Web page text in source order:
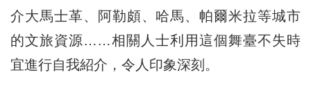
介大馬士革、阿勒頗、哈馬、帕爾米拉等城市
的文旅資源……相關人士利用這個舞臺不失時
宜進行自我紹介，令人印象深刻。